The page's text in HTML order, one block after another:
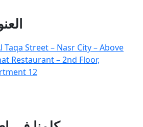
Taqa Street – Nasr City – Above
Restaurant – 2nd Floor,
12